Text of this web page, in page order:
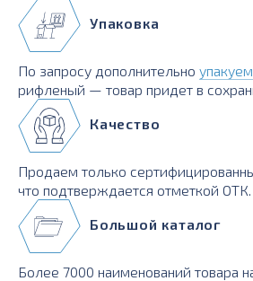
Упаковка
По запросу дополнительно упакуем
рифленый — товар придет в
Качество
Продаем только
что подтверждается отметкой ОТК.
Большой каталог
Более 7000 наименований товара